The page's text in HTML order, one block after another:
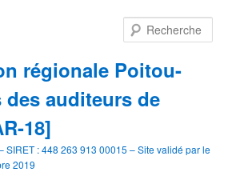
régionale Poitou-
des auditeurs de
18]
SIRET : 448 263 913 00015 – Site validé par le
2019